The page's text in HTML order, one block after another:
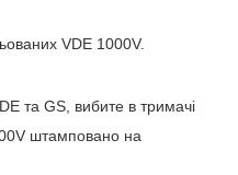
VDE 1000V.
та GS, вибите в тримачі
штамповано на